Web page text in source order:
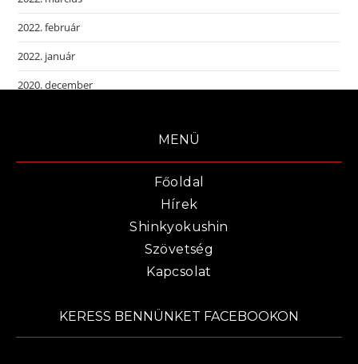
2022. február
2022. január
2020. december
MENÜ
Főoldal
Hírek
Shinkyokushin
Szövetség
Kapcsolat
KERESS BENNÜNKET FACEBOOKON